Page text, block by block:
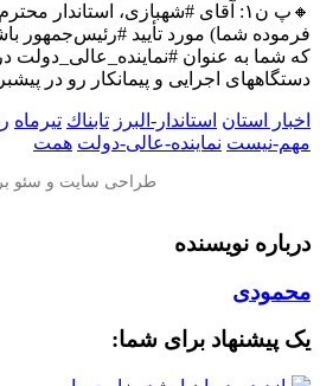
🔸پ ن۱: آقای #شهبازی، استاندار
فرموده شما) مورد تأیید #رئیس‌جمهور
که شما به عنوان #نماینده_عالی_دولت
دستگاههای اجرایی و پیمانکار رو در
اخبار استان استاندار-البرز تابناك تیرماه
مهم-نیست نماینده-عالی-دولت همت
درباره نویسنده
محمودی
یک پیشنهاد برای شما: